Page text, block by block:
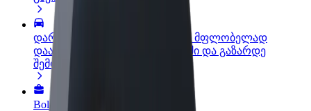
დარეგისტრირდი ავტოპარკის მფლობელად
დაამატე შენი ავტოპარკი Bolt-ში და გაზარდე
შემოსავალი
Bolt ბიზნესისთვის